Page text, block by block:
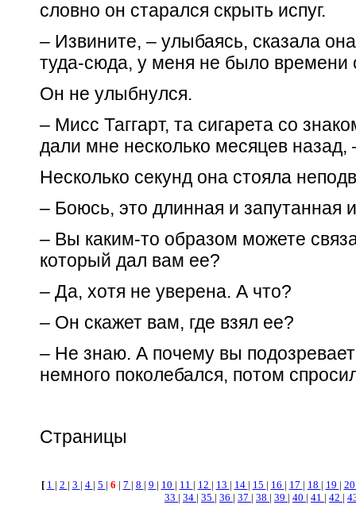
словно он старался скрыть испуг.
– Извините, – улыбаясь, сказала
туда-сюда, у меня не было времени
Он не улыбнулся.
– Мисс Таггарт, та сигарета со
дали мне несколько месяцев назад,
Несколько секунд она стояла
– Боюсь, это длинная и запутанная
– Вы каким-то образом можете
который дал вам ее?
– Да, хотя не уверена. А что?
– Он скажет вам, где взял ее?
– Не знаю. А почему вы
немного поколебался, потом
Страницы
[ 1 | 2 | 3 | 4 | 5 | 6 | 7 | 8 | 9 | 10 | 11 | 12 | 13 | 14 | 15 | 16 | 17 | 18 | 19 |
33 | 34 | 35 | 36 | 37 | 38 | 39 | 40 | 41 | 42 |